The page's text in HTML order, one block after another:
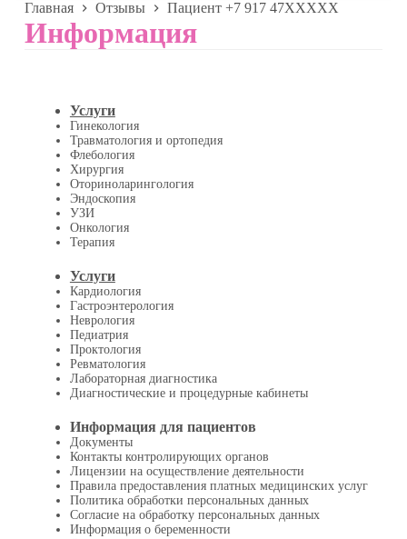
Главная Отзывы Пациент +7 917 47XXXXX
Информация
Услуги
Гинекология
Травматология и ортопедия
Флебология
Хирургия
Оториноларингология
Эндоскопия
УЗИ
Онкология
Терапия
Услуги
Кардиология
Гастроэнтерология
Неврология
Педиатрия
Проктология
Ревматология
Лабораторная диагностика
Диагностические и процедурные кабинеты
Информация для пациентов
Документы
Контакты контролирующих органов
Лицензии на осуществление деятельности
Правила предоставления платных медицинских услуг
Политика обработки персональных данных
Согласие на обработку персональных данных
Информация о беременности